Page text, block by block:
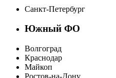
Санкт-Петербург
Южный ФО
Волгоград
Краснодар
Майкоп